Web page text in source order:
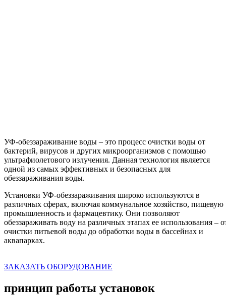
УФ-обеззараживание воды – это процесс очистки воды от
бактерий, вирусов и других микроорганизмов с помощью
ультрафиолетового излучения. Данная технология является
одной из самых эффективных и безопасных для
обеззараживания воды.
Установки УФ-обеззараживания широко используются в
различных сферах, включая коммунальное хозяйство, пищевую
промышленность и фармацевтику. Они позволяют
обеззараживать воду на различных этапах ее использования –
очистки питьевой воды до обработки воды в бассейнах и
аквапарках.
ЗАКАЗАТЬ ОБОРУДОВАНИЕ
принцип работы установок